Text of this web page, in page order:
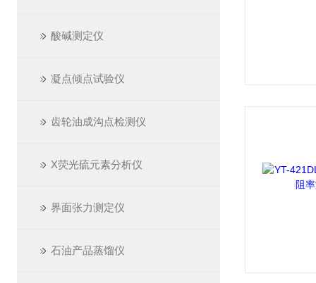
酸碱测定仪
凝点倾点试验仪
齿轮油成沟点检测仪
X荧光硫元素分析仪
界面张力测定仪
石油产品蒸馏仪